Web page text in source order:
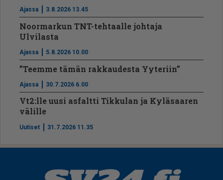
Ajassa 3.8.2026 13.45
Noormarkun TNT-tehtaalle johtaja
Ulvilasta
Ajassa 5.8.2026 10.00
”Teemme tämän rakkaudesta Yyteriin”
Ajassa 30.7.2026 6.00
Vt2:lle uusi asfaltti Tikkulan ja Kyläsaaren
välille
Uutiset 31.7.2026 11.35